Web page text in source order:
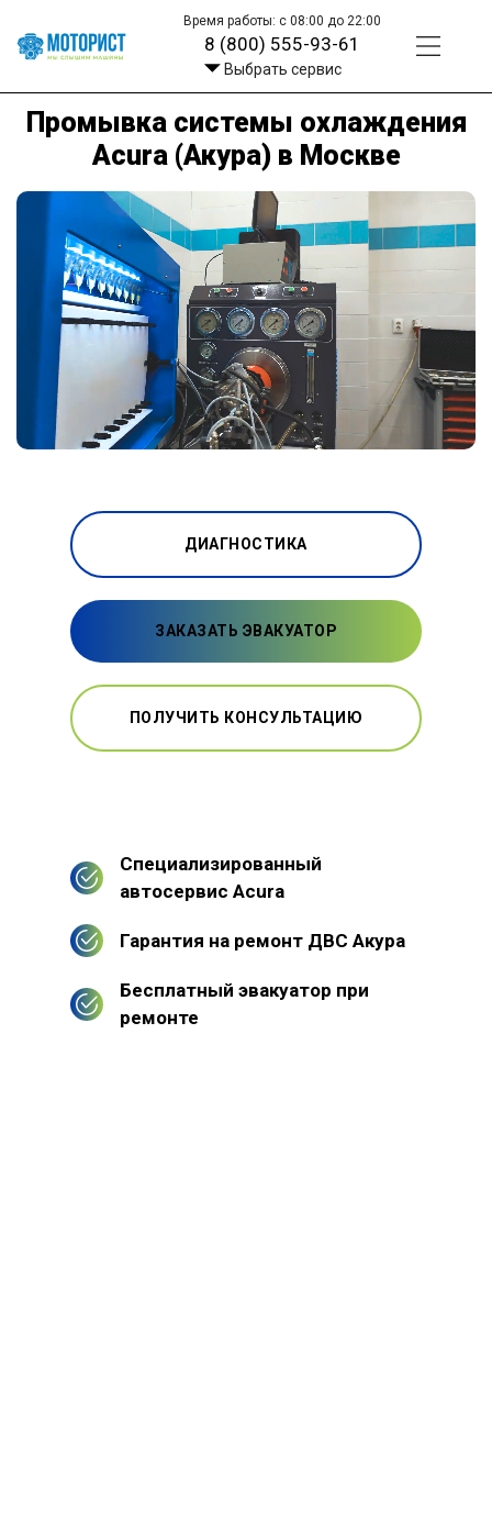
Время работы: с 08:00 до 22:00
8 (800) 555-93-61
Выбрать сервис
Промывка системы охлаждения
Acura (Акура) в Москве
ДИАГНОСТИКА
ЗАКАЗАТЬ ЭВАКУАТОР
ПОЛУЧИТЬ КОНСУЛЬТАЦИЮ
Специализированный
автосервис Acura
Гарантия на ремонт ДВС Акура
Бесплатный эвакуатор при
ремонте